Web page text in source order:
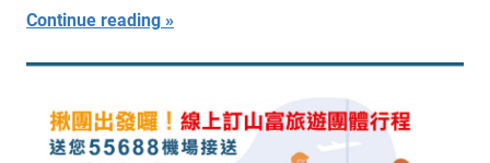
Continue reading